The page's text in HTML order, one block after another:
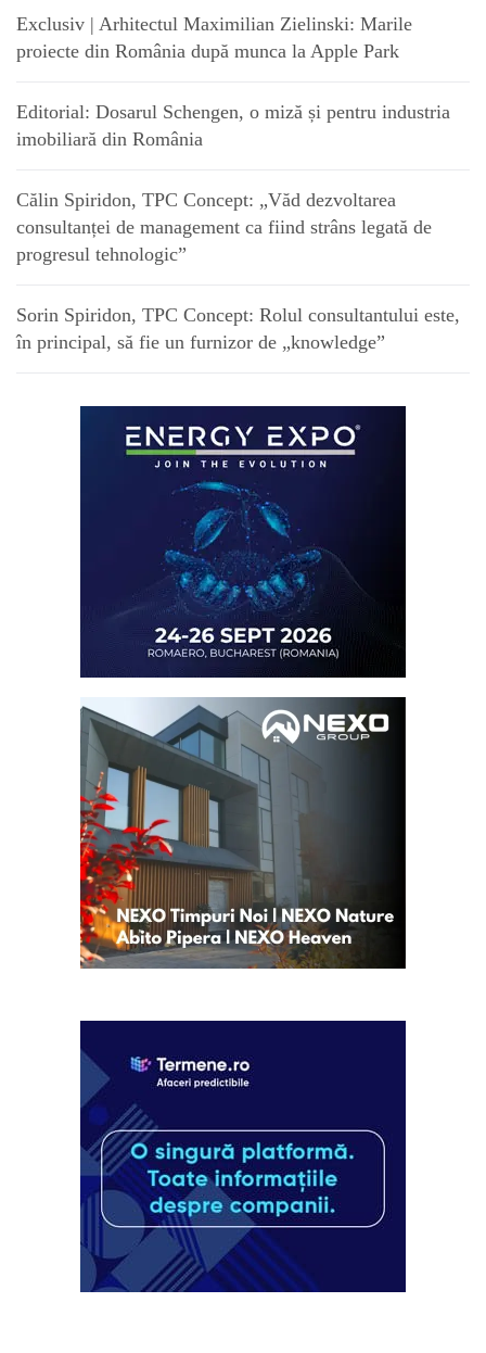
Exclusiv | Arhitectul Maximilian Zielinski: Marile
proiecte din România după munca la Apple Park
Editorial: Dosarul Schengen, o miză și pentru industria
imobiliară din România
Călin Spiridon, TPC Concept: „Văd dezvoltarea
consultanței de management ca fiind strâns legată de
progresul tehnologic”
Sorin Spiridon, TPC Concept: Rolul consultantului este,
în principal, să fie un furnizor de „knowledge”